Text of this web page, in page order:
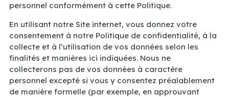
personnel conformément à cette Politique.
En utilisant notre Site internet, vous donnez votre
consentement à notre Politique de confidentialité, à la
collecte et à l’utilisation de vos données selon les
finalités et manières ici indiquées. Nous ne
collecterons pas de vos données à caractère
personnel excepté si vous y consentez préalablement
de manière formelle (par exemple, en approuvant